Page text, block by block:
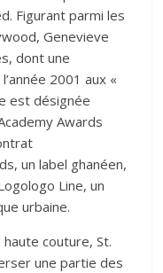
Figurant parmi les
Genevieve
dont une
2001 aux «
est désignée
Awards
un label ghanéen,
Line, un
urbaine.
couture, St.
une partie des